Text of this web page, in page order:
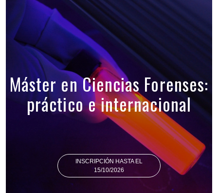
Máster en Ciencias Forenses:
práctico e internacional
INSCRIPCIÓN HASTA EL
15/10/2026